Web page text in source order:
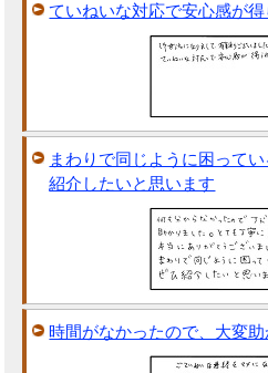
ていねいな対応で安心感が得
まわりで同じように困って
紹介したいと思います
時間がなかったので、大変